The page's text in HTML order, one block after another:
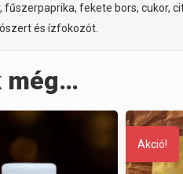
fűszerpaprika, fekete bors, cukor,
és ízfokozót.
még…
Akció!